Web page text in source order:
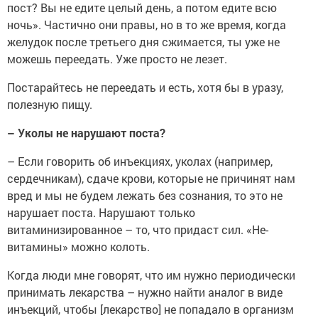
пост? Вы не едите целый день, а потом едите всю
ночь». Частично они правы, но в то же время, когда
желудок после третьего дня сжимается, ты уже не
можешь переедать. Уже просто не лезет.
Постарайтесь не переедать и есть, хотя бы в уразу,
полезную пищу.
– Уколы не нарушают поста?
– Если говорить об инъекциях, уколах (например,
сердечникам), сдаче крови, которые не причинят нам
вред и мы не будем лежать без сознания, то это не
нарушает поста. Нарушают только
витаминизированное – то, что придаст сил. «Не-
витамины» можно колоть.
Когда люди мне говорят, что им нужно периодически
принимать лекарства – нужно найти аналог в виде
инъекций, чтобы [лекарство] не попадало в организм